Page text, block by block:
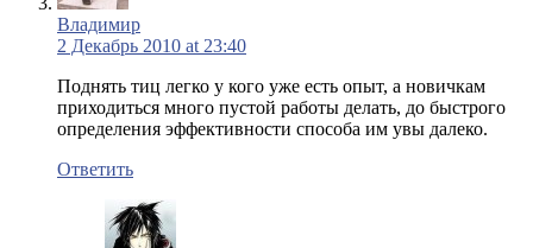
Владимир
2 Декабрь 2010 at 23:40
Поднять тиц легко у кого уже есть опыт, а новичкам
приходиться много пустой работы делать, до быстрого
определения эффективности способа им увы далеко.
Ответить